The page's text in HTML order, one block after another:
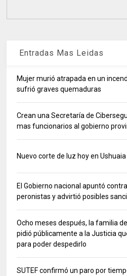
Entradas Mas Leidas
Mujer murió atrapada en un
sufrió graves quemaduras
Crean una Secretaría de
mas funcionarios al gobierno
Nuevo corte de luz hoy en Ushuaia
El Gobierno nacional apuntó
peronistas y advirtió posibles
Ocho meses después, la familia
pidió públicamente a la Justicia
para poder despedirlo
SUTEF confirmó un paro por